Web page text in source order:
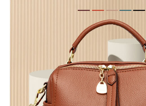
結帳頁面，進行簡訊認證並確認金額後，即可完成結
２．訂單成立數日內，您將收到繳費通知簡訊。
３．收到繳費通知簡訊後14天內，點擊此簡訊中
ATM／網路銀行／等多元方式進行付款，方視為交
※ 請注意：結帳手續完成當下不需立刻繳費，但若
購買商品的店家。未經商家同意取消之訂單仍視為
後付繳納相關費用。
※ 交易是否成功請以「AFTEE先享後付 」之結帳
是否繳費成功／繳費後需取消欲退款等相關疑問，
客戶支援中心」
https://
每筆NT$79，滿NT$599(含以上)免運費
每筆NT$79，滿NT$1,000(含以上)免運費
付款後7-11取貨
每筆NT$79，滿NT$1,000(含以上)免運費
★下標後無法改單，需修改請登入-會員系統